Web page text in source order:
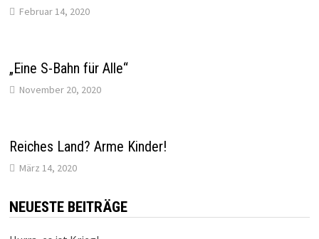
Februar 14, 2020
„Eine S-Bahn für Alle“
November 20, 2020
Reiches Land? Arme Kinder!
März 14, 2020
NEUESTE BEITRÄGE